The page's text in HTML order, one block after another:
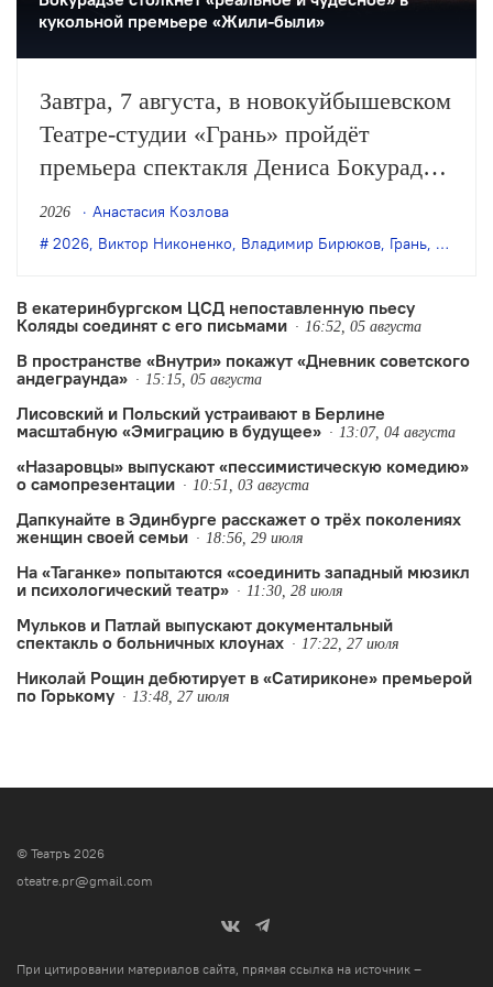
кукольной премьере «Жили-были»
Завтра, 7 августа, в новокуйбышевском
Театре-студии «Грань» пройдёт
премьера спектакля Дениса Бокурадзе
«Жили-были» по пьесе Владимира
Бирюкова.
2026
Анастасия Козлова
2026, Виктор Никоненко, Владимир Бирюков, Грань, Денис
В екатеринбургском ЦСД непоставленную пьесу
Коляды соединят с его письмами
16:52, 05 августа
В пространстве «Внутри» покажут «Дневник советского
андеграунда»
15:15, 05 августа
Лисовский и Польский устраивают в Берлине
масштабную «Эмиграцию в будущее»
13:07, 04 августа
«Назаровцы» выпускают «пессимистическую комедию»
о самопрезентации
10:51, 03 августа
Дапкунайте в Эдинбурге расскажет о трёх поколениях
женщин своей семьи
18:56, 29 июля
На «Таганке» попытаются «соединить западный мюзикл
и психологический театр»
11:30, 28 июля
Мульков и Патлай выпускают документальный
спектакль о больничных клоунах
17:22, 27 июля
Николай Рощин дебютирует в «Сатириконе» премьерой
по Горькому
13:48, 27 июля
© Театръ 2026
oteatre.pr@gmail.com
При цитировании материалов сайта, прямая ссылка на источник –